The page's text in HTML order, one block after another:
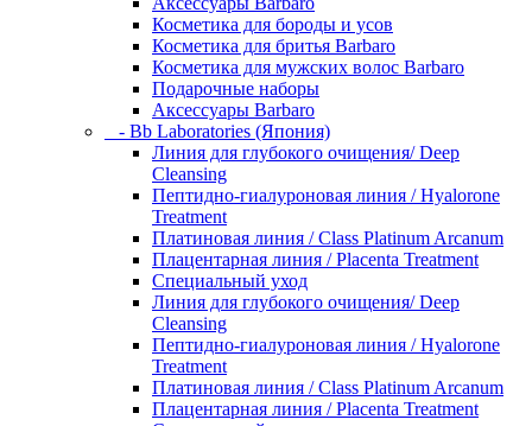
Косметика для бороды и усов
Косметика для бритья Barbaro
Косметика для мужских волос Barbaro
Подарочные наборы
Аксессуары Barbaro
- Bb Laboratories (Япония)
Линия для глубокого очищения/ Deep
Cleansing
Пептидно-гиалуроновая линия / Hyalorone
Treatment
Платиновая линия / Class Platinum Arcanum
Плацентарная линия / Placenta Treatment
Специальный уход
Линия для глубокого очищения/ Deep
Cleansing
Пептидно-гиалуроновая линия / Hyalorone
Treatment
Платиновая линия / Class Platinum Arcanum
Плацентарная линия / Placenta Treatment